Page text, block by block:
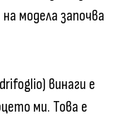
модела започва
винаги е
ми. Това е